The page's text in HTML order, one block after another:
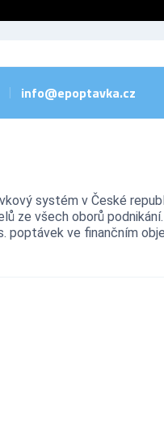
info@epoptavka.cz
systém v České
ze všech oborů podnikání.
poptávek ve finančním